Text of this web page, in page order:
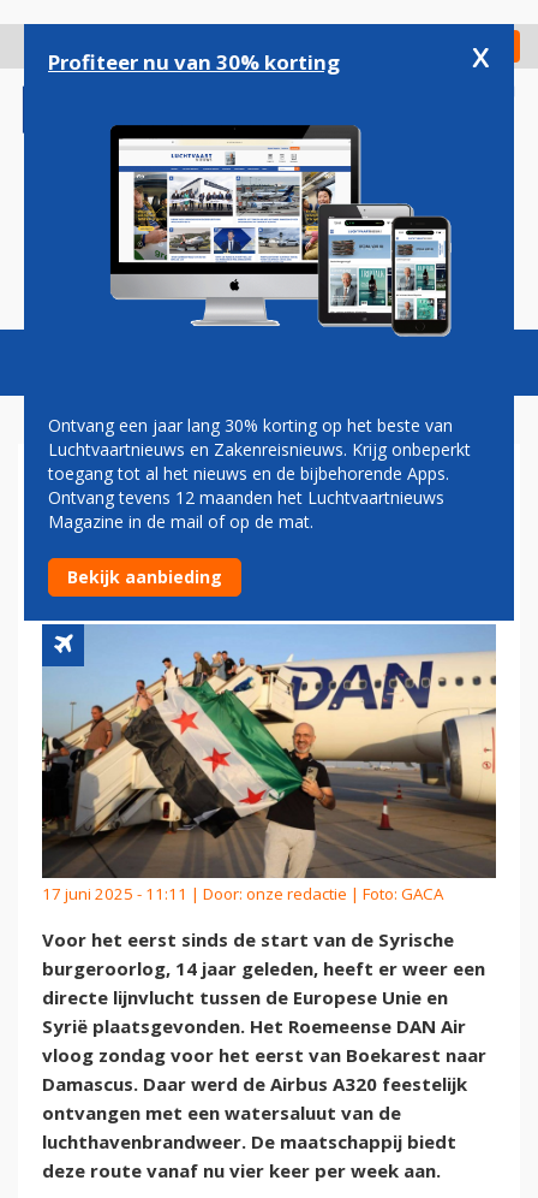
gaan
Check in
Magazine Podcasts Vacatures
VOOR HET EERST IN 14 JAAR
WEER DIRECTE LIJNVLUCHT
TUSSEN EU EN SYRIË
17 juni 2025 - 11:11 | Door: onze redactie | Foto: GACA
Voor het eerst sinds de start van de Syrische
burgeroorlog, 14 jaar geleden, heeft er weer een
directe lijnvlucht tussen de Europese Unie en
Syrië plaatsgevonden. Het Roemeense DAN Air
vloog zondag voor het eerst van Boekarest naar
Damascus. Daar werd de Airbus A320 feestelijk
ontvangen met een watersaluut van de
luchthavenbrandweer. De maatschappij biedt
deze route vanaf nu vier keer per week aan.
Profiteer nu van 30% korting x
Ontvang een jaar lang 30% korting op het beste van
Luchtvaartnieuws en Zakenreisnieuws. Krijg onbeperkt
toegang tot al het nieuws en de bijbehorende Apps.
Ontvang tevens 12 maanden het Luchtvaartnieuws
Magazine in de mail of op de mat.
Bekijk aanbieding